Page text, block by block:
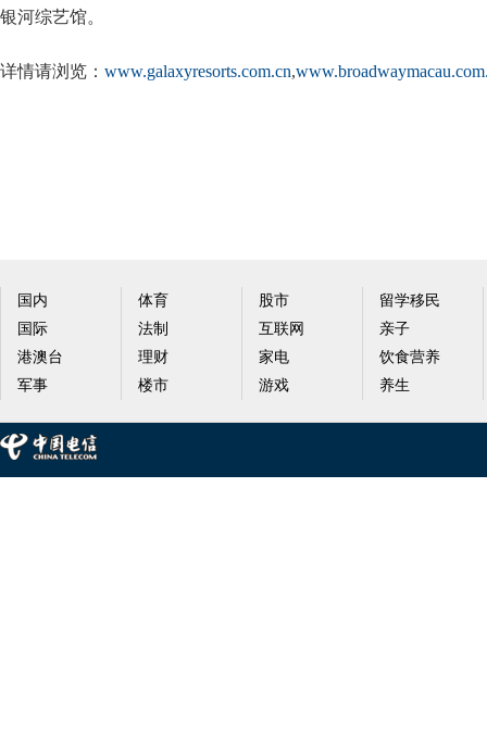
银河综艺馆。
详情请浏览： www.galaxyresorts.com.cn,
国内
国际
港澳台
军事
体育
法制
理财
楼市
股市
互联网
家电
游戏
留学移民
亲子
饮食营养
养生